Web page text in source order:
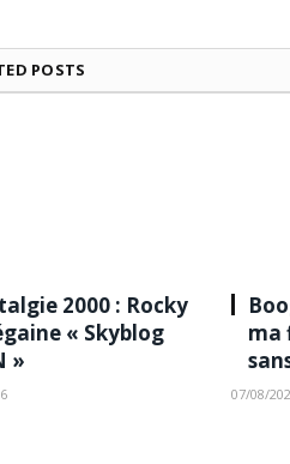
POSTS
2000 : Rocky
« Skyblog
»
ma
07/08/